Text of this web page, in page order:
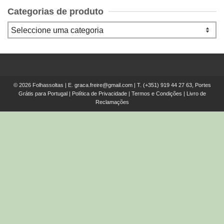
Categorias de produto
© 2026 Folhassoltas | E. graca.freire@gmail.com| T. (+351) 919 44 27 63, Portes
Grátis para Portugal
Política de Privacidade| Termos e Condições
Livro de
Reclamações